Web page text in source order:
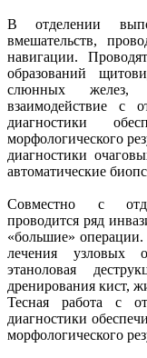
В отделении
вмешательств,
навигации.
образований
слюнных желез,
взаимодействие с
диагностики
морфологического
диагностики
автоматические
Совместно с
проводится ряд
«большие»
лечения узловых
этаноловая
дренирования кист,
Тесная работа с
диагностики
морфологического